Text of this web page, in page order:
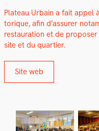
Plateau Urbain a fait appel
torique, afin d’assurer
restau­ra­tion et de
site et du quarti­er.
Site web